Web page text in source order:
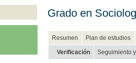
Grado en
Resumen Plan de estudios
Verificación Seguimiento